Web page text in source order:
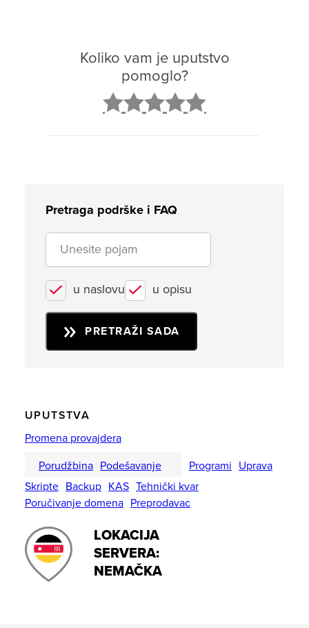
Koliko vam je uputstvo
pomoglo?
Pretraga podrške i FAQ
u naslovu u opisu
PRETRAŽI SADA
UPUTSTVA
Promena provajdera
Porudžbina Podešavanje Programi Uprava
Skripte Backup KAS Tehnički kvar
Poručivanje domena Preprodavac
LOKACIJA
SERVERA:
NEMAČKA